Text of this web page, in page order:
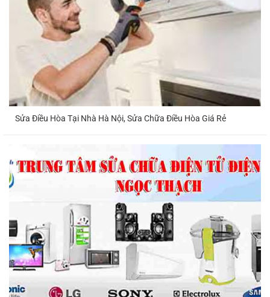
Sửa Điều Hòa Tại Nhà Hà Nội, Sửa Chữa Điều Hòa Giá Rẻ